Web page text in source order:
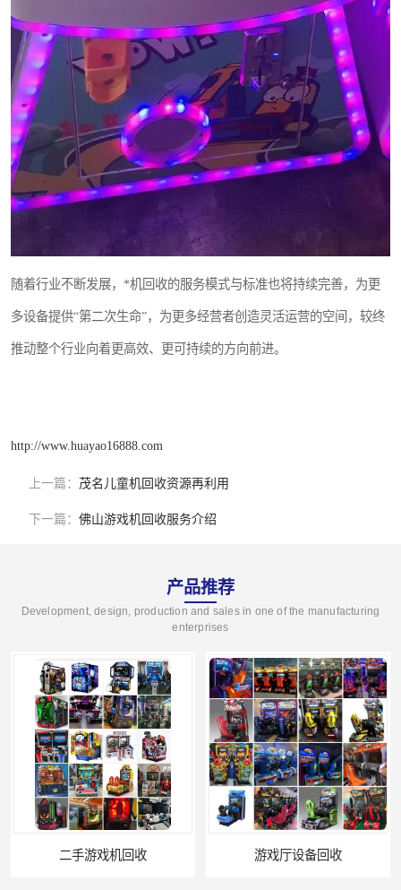
随着行业不断发展，*机回收的服务模式与标准也将持续完善，为更
多设备提供“第二次生命”，为更多经营者创造灵活运营的空间，较终
推动整个行业向着更高效、更可持续的方向前进。
http://www.huayao16888.com
上一篇： 茂名儿童机回收资源再利用
下一篇： 佛山游戏机回收服务介绍
产品推荐
Development, design, production and sales in one of the manufacturing
enterprises
游戏厅设备回收